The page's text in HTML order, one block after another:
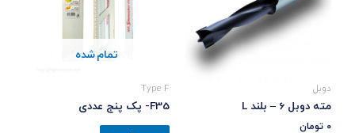
دوبل
مته دوبل 6 – بلند L
0 تومان
تمام شده
Type F
F35- پک پنج عددی